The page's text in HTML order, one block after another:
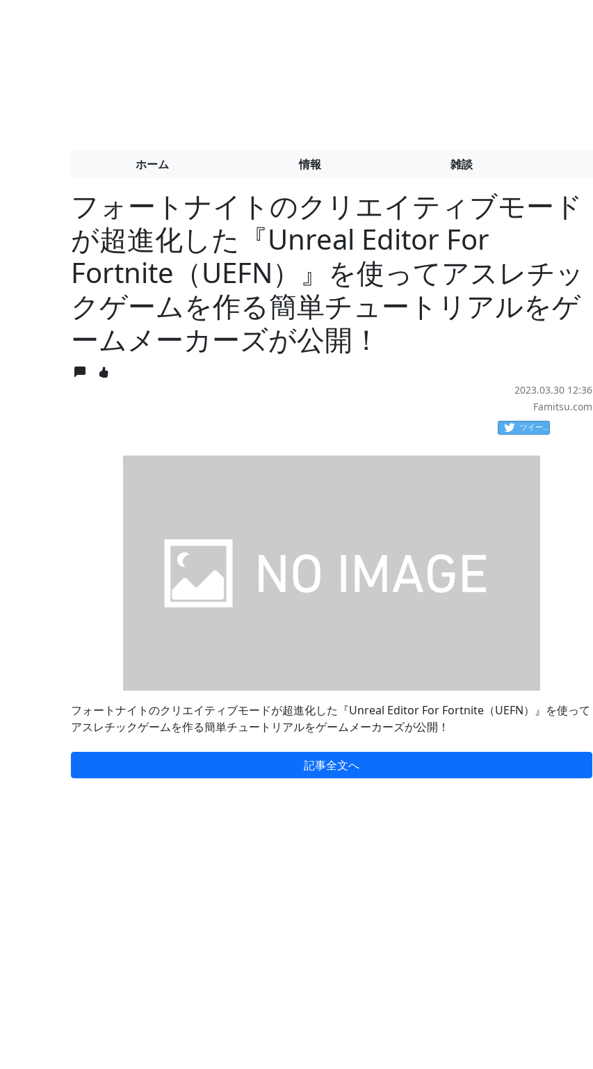
ホーム 情報 雑談
フォートナイトのクリエイティブモード
が超進化した『Unreal Editor For
Fortnite（UEFN）』を使ってアスレチッ
クゲームを作る簡単チュートリアルをゲ
ームメーカーズが公開！
2023.03.30 12:36
Famitsu.com
ツイート
フォートナイトのクリエイティブモードが超進化した『Unreal Editor For Fortnite（UEFN）』を使って
アスレチックゲームを作る簡単チュートリアルをゲームメーカーズが公開！
記事全文へ